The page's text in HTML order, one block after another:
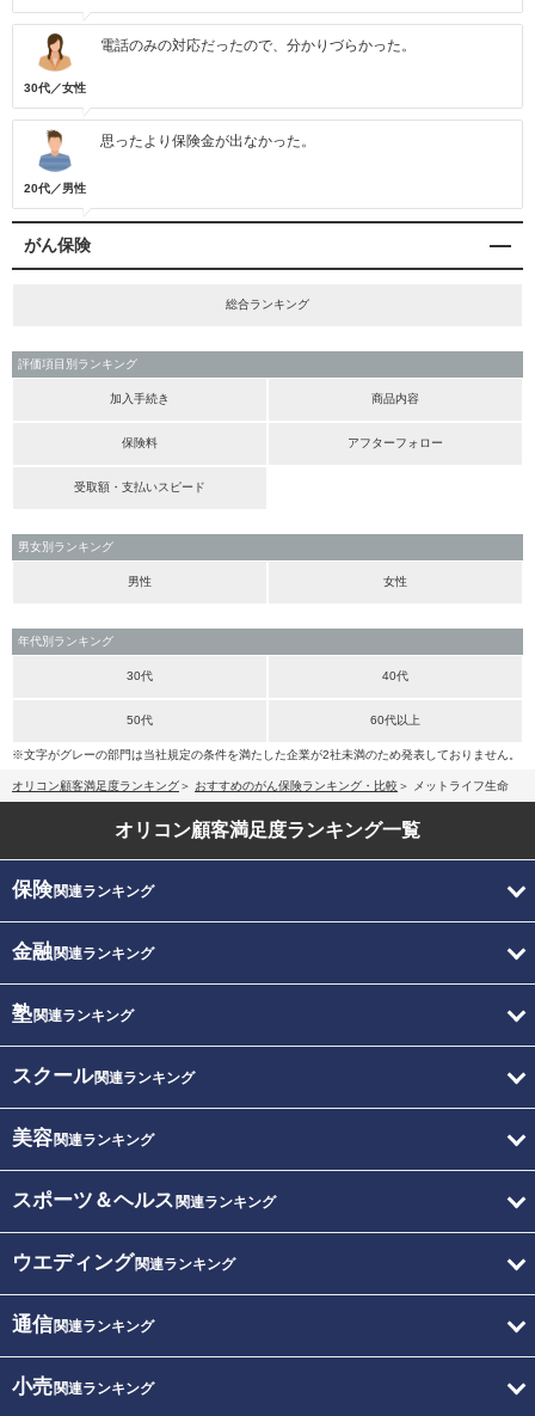
30代／女性
電話のみの対応だったので、分かりづらかった。
20代／男性
思ったより保険金が出なかった。
がん保険
総合ランキング
評価項目別ランキング
加入手続き 商品内容
保険料 アフターフォロー
受取額・支払いスピード
男女別ランキング
男性 女性
年代別ランキング
30代 40代
50代 60代以上
※文字がグレーの部門は当社規定の条件を満たした企業が2社未満のため発表しておりません。
オリコン顧客満足度ランキング おすすめのがん保険ランキング・比較 メットライフ生命
オリコン顧客満足度ランキング一覧
保険関連ランキング
金融関連ランキング
塾関連ランキング
スクール関連ランキング
美容関連ランキング
スポーツ＆ヘルス 関連ランキング
ウエディング関連ランキング
通信関連ランキング
小売関連ランキング